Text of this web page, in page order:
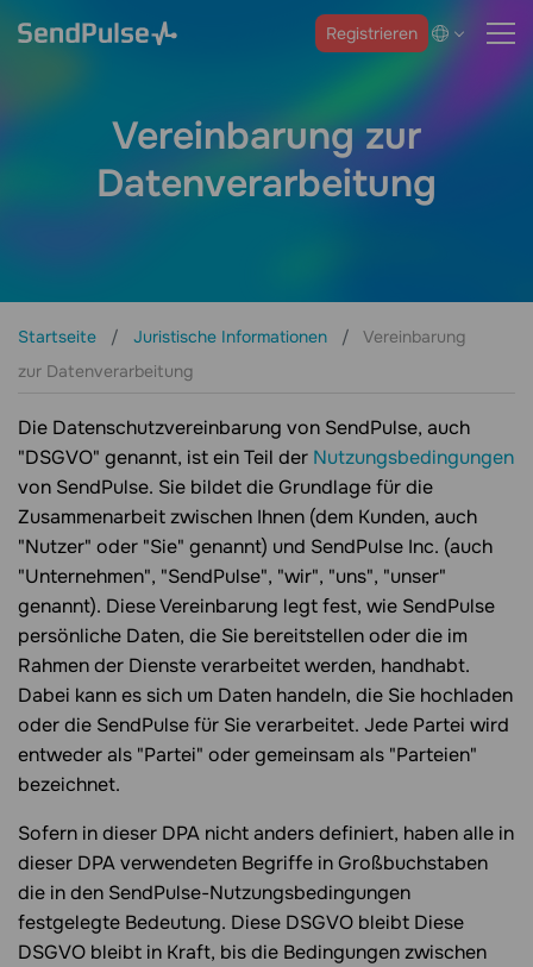
Registrieren
Vereinbarung zur
Datenverarbeitung
Startseite Juristische Informationen
Vereinbarung
zur Datenverarbeitung
Die Datenschutzvereinbarung von SendPulse, auch
"DSGVO" genannt, ist ein Teil der Nutzungsbedingungen
von SendPulse. Sie bildet die Grundlage für die
Zusammenarbeit zwischen Ihnen (dem Kunden, auch
"Nutzer" oder "Sie" genannt) und SendPulse Inc. (auch
"Unternehmen", "SendPulse", "wir", "uns", "unser"
genannt). Diese Vereinbarung legt fest, wie SendPulse
persönliche Daten, die Sie bereitstellen oder die im
Rahmen der Dienste verarbeitet werden, handhabt.
Dabei kann es sich um Daten handeln, die Sie hochladen
oder die SendPulse für Sie verarbeitet. Jede Partei wird
entweder als "Partei" oder gemeinsam als "Parteien"
bezeichnet.
Sofern in dieser DPA nicht anders definiert, haben alle in
dieser DPA verwendeten Begriffe in Großbuchstaben
die in den SendPulse-Nutzungsbedingungen
festgelegte Bedeutung. Diese DSGVO bleibt Diese
DSGVO bleibt in Kraft, bis die Bedingungen zwischen